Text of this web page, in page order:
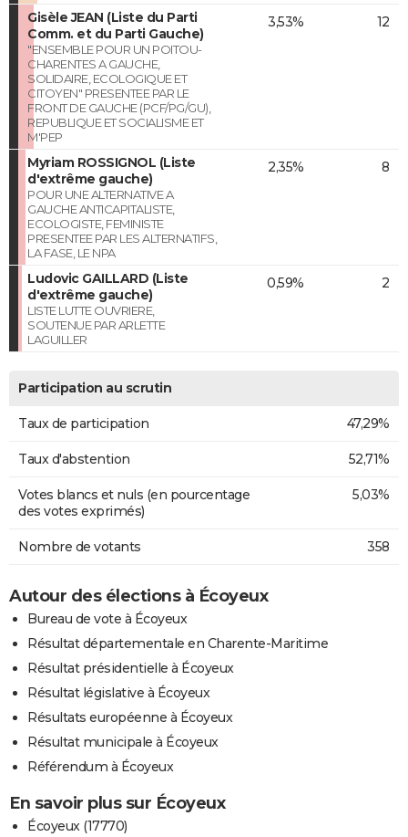
Gisèle JEAN (Liste du Parti
Comm. et du Parti Gauche)
"ENSEMBLE POUR UN POITOU-
CHARENTES A GAUCHE,
SOLIDAIRE, ECOLOGIQUE ET
CITOYEN" PRESENTEE PAR LE
FRONT DE GAUCHE (PCF/PG/GU),
REPUBLIQUE ET SOCIALISME ET
M'PEP
3,53% 12
Myriam ROSSIGNOL (Liste
d'extrême gauche)
POUR UNE ALTERNATIVE A
GAUCHE ANTICAPITALISTE,
ECOLOGISTE, FEMINISTE
PRESENTEE PAR LES ALTERNATIFS,
LA FASE, LE NPA
2,35% 8
Ludovic GAILLARD (Liste
d'extrême gauche)
LISTE LUTTE OUVRIERE,
SOUTENUE PAR ARLETTE
LAGUILLER
0,59% 2
Participation au scrutin
Taux de participation 47,29%
Taux d'abstention 52,71%
Votes blancs et nuls (en pourcentage
des votes exprimés)
5,03%
Nombre de votants 358
Autour des élections à Écoyeux
Bureau de vote à Écoyeux
Résultat départementale en Charente-Maritime
Résultat présidentielle à Écoyeux
Résultat législative à Écoyeux
Résultats européenne à Écoyeux
Résultat municipale à Écoyeux
Référendum à Écoyeux
En savoir plus sur Écoyeux
Écoyeux (17770)